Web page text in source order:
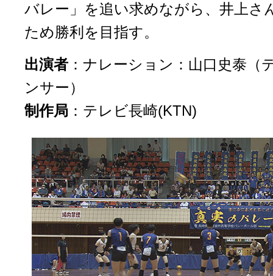
バレー」を追い求めながら、井上さ
ため勝利を目指す。
出演者 ：ナレーション：山口史泰（
ンサー）
制作局 ： テレビ長崎(KTN)